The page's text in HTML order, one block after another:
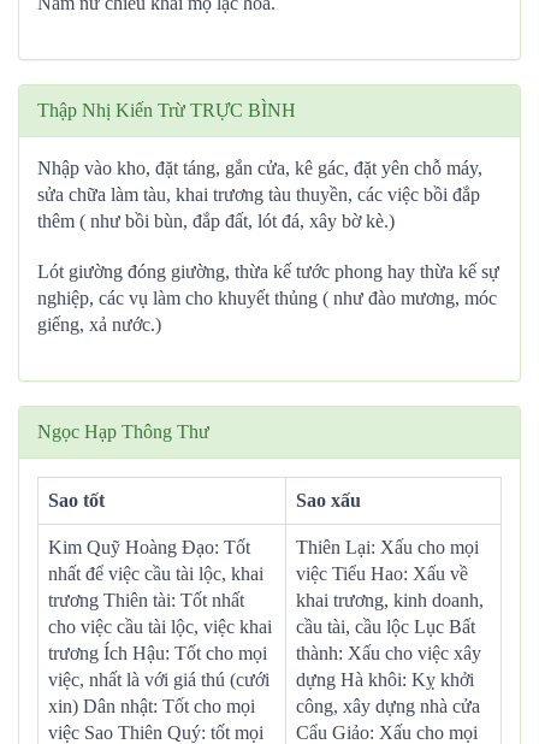
Thập Nhị Kiến Trừ TRỰC BÌNH
Nhập vào kho, đặt táng, gắn cửa, kê gác, đặt yên chỗ máy,
sửa chữa làm tàu, khai trương tàu thuyền, các việc bồi đắp
thêm ( như bồi bùn, đắp đất, lót đá, xây bờ kè.)
Lót giường đóng giường, thừa kế tước phong hay thừa kế sự
nghiệp, các vụ làm cho khuyết thủng ( như đào mương, móc
giếng, xả nước.)
Ngọc Hạp Thông Thư
Sao tốt Sao xấu
Kim Quỹ Hoàng Đạo: Tốt
nhất để việc cầu tài lộc, khai
trương Thiên tài: Tốt nhất
cho việc cầu tài lộc, việc khai
trương Ích Hậu: Tốt cho mọi
việc, nhất là với giá thú (cưới
xin) Dân nhật: Tốt cho mọi
việc Sao Thiên Quý: tốt mọi
Thiên Lại: Xấu cho mọi
việc Tiểu Hao: Xấu về
khai trương, kinh doanh,
cầu tài, cầu lộc Lục Bất
thành: Xấu cho việc xây
dựng Hà khôi: Kỵ khởi
công, xây dựng nhà cửa
Cẩu Giảo: Xấu cho mọi